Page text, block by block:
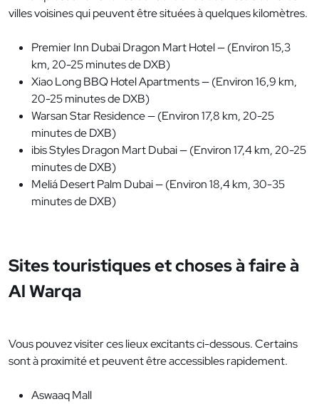
villes voisines qui peuvent être situées à quelques kilomètres.
Premier Inn Dubai Dragon Mart Hotel — (Environ 15,3
km, 20-25 minutes de DXB)
Xiao Long BBQ Hotel Apartments — (Environ 16,9 km,
20-25 minutes de DXB)
Warsan Star Residence — (Environ 17,8 km, 20-25
minutes de DXB)
ibis Styles Dragon Mart Dubai — (Environ 17,4 km, 20-25
minutes de DXB)
Meliá Desert Palm Dubai — (Environ 18,4 km, 30-35
minutes de DXB)
Sites touristiques et choses à faire à
Al Warqa
Vous pouvez visiter ces lieux excitants ci-dessous. Certains
sont à proximité et peuvent être accessibles rapidement.
Aswaaq Mall